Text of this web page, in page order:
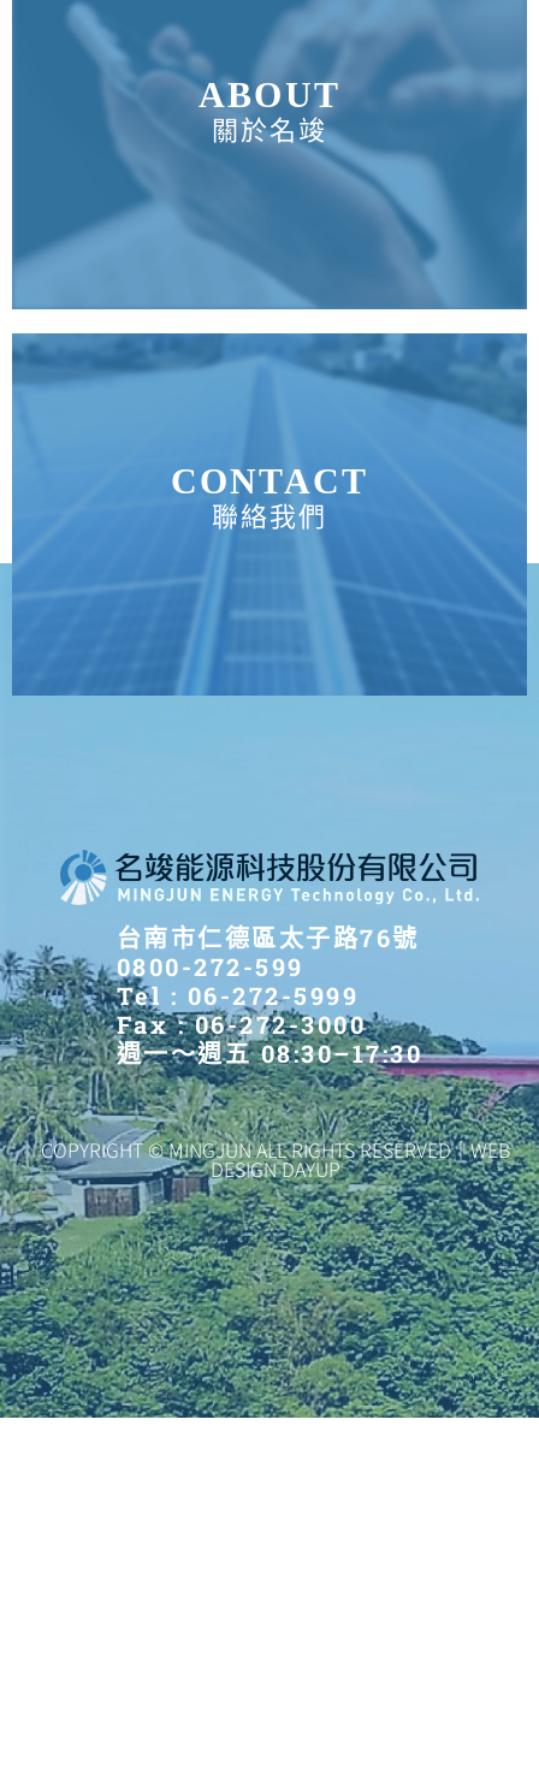
ABOUT
關於名竣
CONTACT
聯絡我們
台南市仁德區太子路76號
0800-272-599
Tel : 06-272-5999
Fax : 06-272-3000
週一～週五 08:30–17:30
COPYRIGHT © MINGJUN ALL RIGHTS RESERVED｜WEB
DESIGN DAYUP